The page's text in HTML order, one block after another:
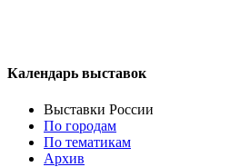
Календарь выставок
Выставки России
По городам
По тематикам
Архив